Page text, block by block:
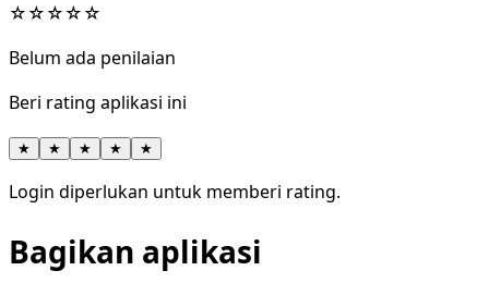
☆☆☆☆☆
Belum ada penilaian
Beri rating aplikasi ini
★ ★ ★ ★ ★
Login diperlukan untuk memberi rating.
Bagikan aplikasi